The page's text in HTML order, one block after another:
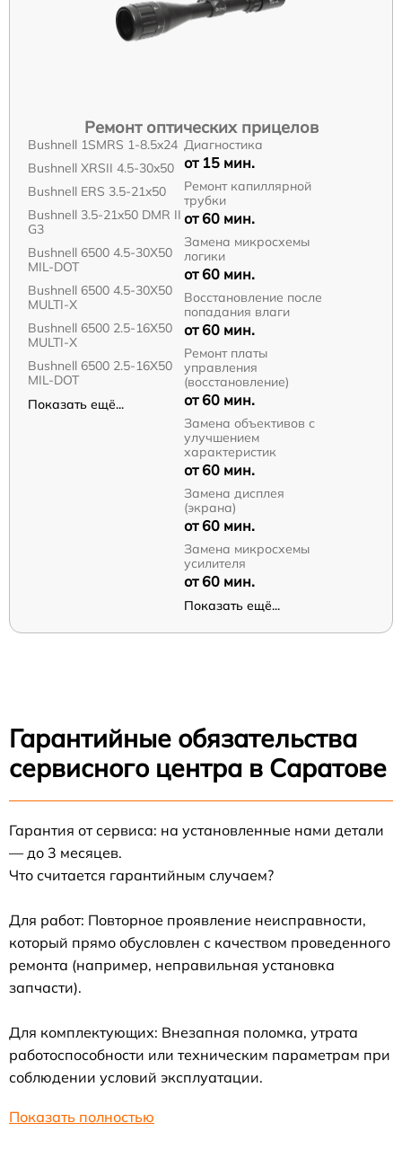
Ремонт оптических прицелов
Bushnell 1SMRS 1-8.5x24
Bushnell XRSII 4.5-30x50
Bushnell ERS 3.5-21x50
Bushnell 3.5-21x50 DMR II
G3
Bushnell 6500 4.5-30X50
MIL-DOT
Bushnell 6500 4.5-30X50
MULTI-X
Bushnell 6500 2.5-16X50
MULTI-X
Bushnell 6500 2.5-16X50
MIL-DOT
Показать ещё...
Диагностика
от 15 мин.
Ремонт капиллярной
трубки
от 60 мин.
Замена микросхемы
логики
от 60 мин.
Восстановление после
попадания влаги
от 60 мин.
Ремонт платы
управления
(восстановление)
от 60 мин.
Замена объективов с
улучшением
характеристик
от 60 мин.
Замена дисплея
(экрана)
от 60 мин.
Замена микросхемы
усилителя
от 60 мин.
Показать ещё...
Гарантийные обязательства
сервисного центра в Саратове
Гарантия от сервиса: на установленные нами детали
— до 3 месяцев.
Что считается гарантийным случаем?
Для работ: Повторное проявление неисправности,
который прямо обусловлен с качеством проведенного
ремонта (например, неправильная установка
запчасти).
Для комплектующих: Внезапная поломка, утрата
работоспособности или техническим параметрам при
соблюдении условий эксплуатации.
Показать полностью